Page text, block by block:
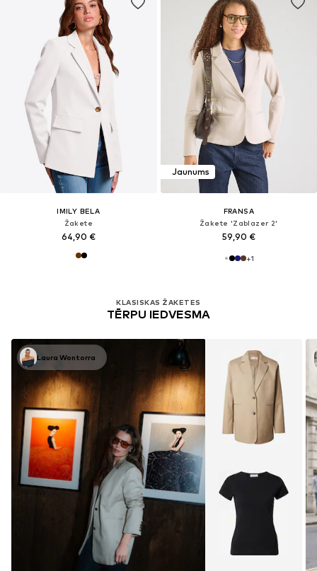
IMILY BELA
Žakete
64,90 €
KLASISKAS ŽAKETES
TĒRPU IEDVESMA
Laura Wontorra
Jaunums
FRANSA
Žakete 'Zablazer 2'
59,90 €
+1